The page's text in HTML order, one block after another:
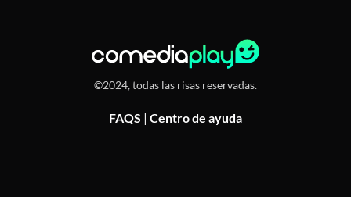
©2024, todas las risas reservadas.
FAQS | Centro de ayuda